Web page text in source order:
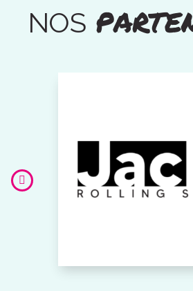
NOS